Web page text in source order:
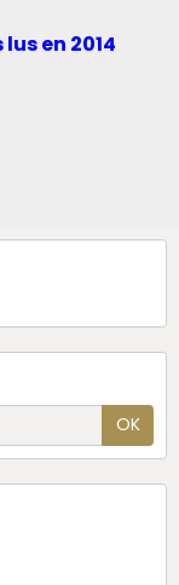
en 2014
OK